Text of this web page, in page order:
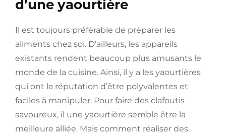
d’une yaourtière
Il est toujours préférable de préparer les
aliments chez soi. D’ailleurs, les appareils
existants rendent beaucoup plus amusants le
monde de la cuisine. Ainsi, il y a les yaourtières
qui ont la réputation d’être polyvalentes et
faciles à manipuler. Pour faire des clafoutis
savoureux, il une yaourtière semble être la
meilleure alliée. Mais comment réaliser des